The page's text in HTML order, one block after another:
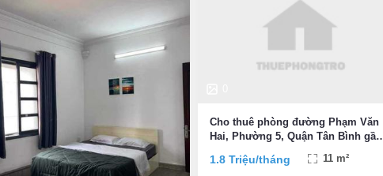
Cho thuê phòng đường Phạm Văn
Hai, Phường 5, Quận Tân Bình gần
1.8 Triệu/tháng 11 m²